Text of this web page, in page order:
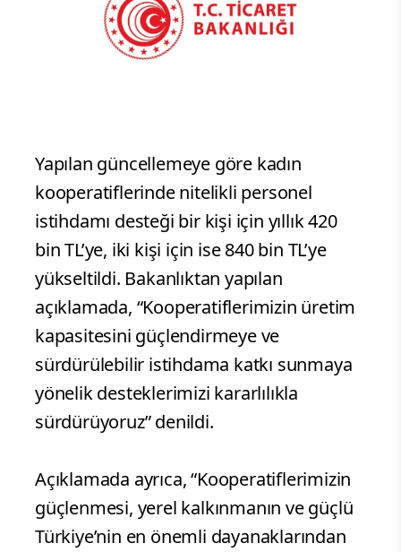
Yapılan güncellemeye göre kadın
kooperatiflerinde nitelikli personel
istihdamı desteği bir kişi için yıllık 420
bin TL’ye, iki kişi için ise 840 bin TL’ye
yükseltildi. Bakanlıktan yapılan
açıklamada, “Kooperatiflerimizin üretim
kapasitesini güçlendirmeye ve
sürdürülebilir istihdama katkı sunmaya
yönelik desteklerimizi kararlılıkla
sürdürüyoruz” denildi.
Açıklamada ayrıca, “Kooperatiflerimizin
güçlenmesi, yerel kalkınmanın ve güçlü
Türkiye’nin en önemli dayanaklarından